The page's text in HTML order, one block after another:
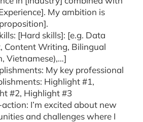
My ambition is
[Hard skills]: [e.g. Data
Content Writing, Bilingual
Vietnamese),…]
My key professional
Highlight #1,
#2, Highlight #3
I’m excited about new
and challenges where I